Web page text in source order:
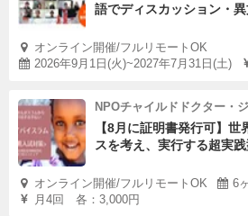
語でディスカッション・
オンライン開催/フルリモートOK
2026年9月1日(火)~2027年7月31日(土)
NPOチャイルドドクター・
【8月に証明書発行可】
スを考え、実行する超実践
オンライン開催/フルリモートOK
6
月4回 各：3,000円